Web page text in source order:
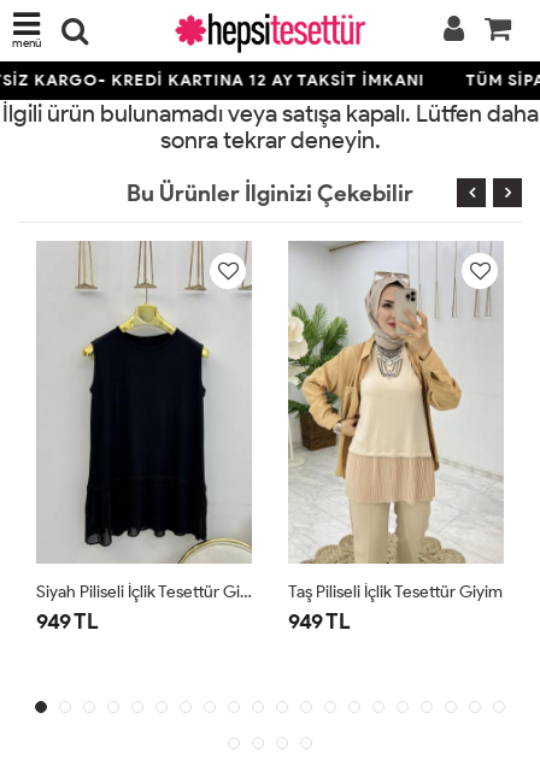
menü
KARGO- KREDİ KARTINA 12 AY TAKSİT İMKANI TÜM
İlgili ürün bulunamadı veya satışa kapalı. Lütfen daha
sonra tekrar deneyin.
Bu Ürünler İlginizi Çekebilir
Siyah Piliseli İçlik Tesettür Giyim
949 TL
Taş Piliseli İçlik Tesettür Giyim
949 TL